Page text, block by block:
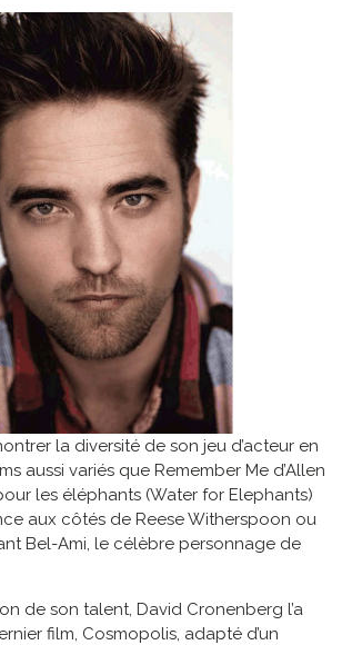
la diversité de son jeu d’acteur en
aussi variés que Remember Me d’Allen
les éléphants (Water for Elephants)
aux côtés de Reese Witherspoon ou
Bel-Ami, le célèbre personnage de
de son talent, David Cronenberg l’a
film, Cosmopolis, adapté d’un